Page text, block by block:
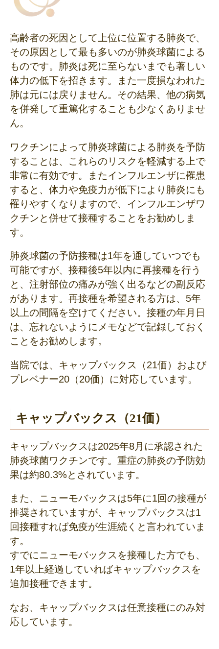
高齢者の死因として上位に位置する肺炎で、
その原因として最も多いのが肺炎球菌による
ものです。肺炎は死に至らないまでも著しい
体力の低下を招きます。また一度損なわれた
肺は元には戻りません。その結果、他の病気
を併発して重篤化することも少なくありませ
ん。
ワクチンによって肺炎球菌による肺炎を予防
することは、これらのリスクを軽減する上で
非常に有効です。またインフルエンザに罹患
すると、体力や免疫力が低下により肺炎にも
罹りやすくなりますので、インフルエンザワ
クチンと併せて接種することをお勧めしま
す。
肺炎球菌の予防接種は1年を通していつでも
可能ですが、接種後5年以内に再接種を行う
と、注射部位の痛みが強く出るなどの副反応
があります。再接種を希望される方は、5年
以上の間隔を空けてください。接種の年月日
は、忘れないようにメモなどで記録しておく
ことをお勧めします。
当院では、
キャップバックス（21価）および
プレベナー20（20価）に対応しています。
キャップバックス（21価）
キャップバックスは2025年8月に承認された
肺炎球菌ワクチンです。重症の肺炎の予防効
果は約80.3%とされています。
また、ニューモバックスは5年に1回の接種が
推奨されていますが、キャップバックスは1
回接種すれば免疫が生涯続くと言われていま
す。
すでにニューモバックスを接種した方でも、
1年以上経過していればキャップバックスを
追加接種できます。
なお、キャップバックスは任意接種にのみ対
応しています。